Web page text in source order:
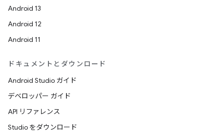
Android 13
Android 12
Android 11
ドキュメントとダウンロード
Android Studio ガイド
デベロッパー ガイド
API リファレンス
Studio をダウンロード